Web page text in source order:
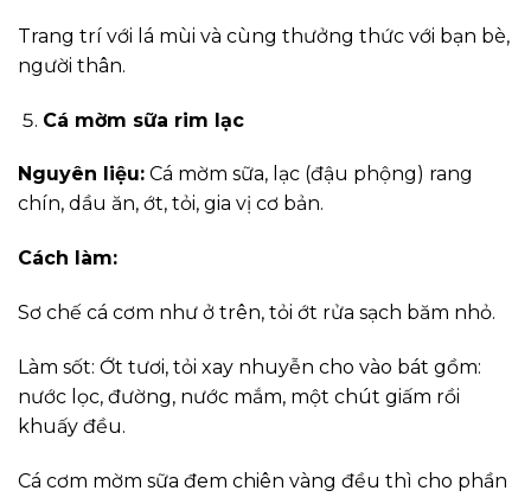
Trang trí với lá mùi và cùng thưởng thức với bạn bè,
người thân.
Cá mờm sữa rim lạc
Nguyên liệu: Cá mờm sữa, lạc (đậu phộng) rang
chín, dầu ăn, ớt, tỏi, gia vị cơ bản.
Cách làm:
Sơ chế cá cơm như ở trên, tỏi ớt rửa sạch băm nhỏ.
Làm sốt: Ớt tươi, tỏi xay nhuyễn cho vào bát gồm:
nước lọc, đường, nước mắm, một chút giấm rồi
khuấy đều.
Cá cơm mờm sữa đem chiên vàng đều thì cho phần